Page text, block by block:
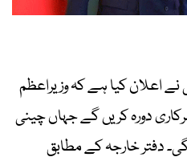
نے اعلان کیا ہے کہ وزیراعظم
سرکاری دورہ کریں گے جہاں چینی
دفتر خارجہ کے مطابق